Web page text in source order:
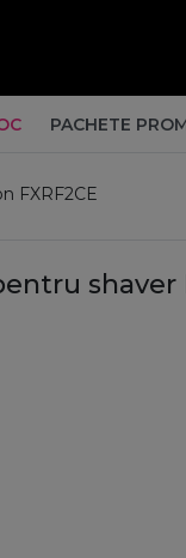
PACHETE
FXRF2CE
shaver